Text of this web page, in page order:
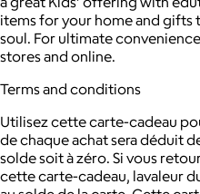
items for your home and gifts
soul. For ultimate
stores and online.
Terms and conditions
Utilisez cette carte-cadeau
de chaque achat sera déduit
solde soit à zéro. Si vous
cette carte-cadeau, lavaleur